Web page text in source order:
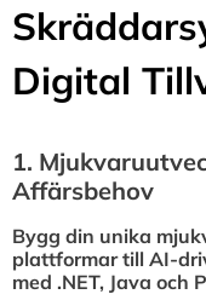
Digital
1.⁠
Affärsbehov
Bygg din unika
plattformar till AI-
med .NET, Java och